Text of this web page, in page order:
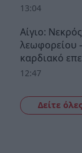
13:04
Αίγιο:
λεωφορείου
καρδιακό
12:47
Δείτε